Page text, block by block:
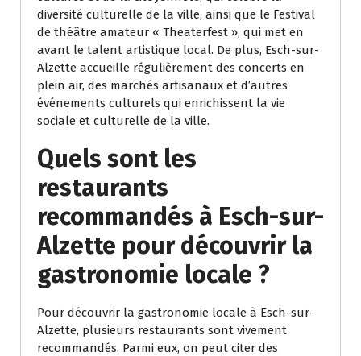
diversité culturelle de la ville, ainsi que le Festival
de théâtre amateur « Theaterfest », qui met en
avant le talent artistique local. De plus, Esch-sur-
Alzette accueille régulièrement des concerts en
plein air, des marchés artisanaux et d’autres
événements culturels qui enrichissent la vie
sociale et culturelle de la ville.
Quels sont les
restaurants
recommandés à Esch-sur-
Alzette pour découvrir la
gastronomie locale ?
Pour découvrir la gastronomie locale à Esch-sur-
Alzette, plusieurs restaurants sont vivement
recommandés. Parmi eux, on peut citer des